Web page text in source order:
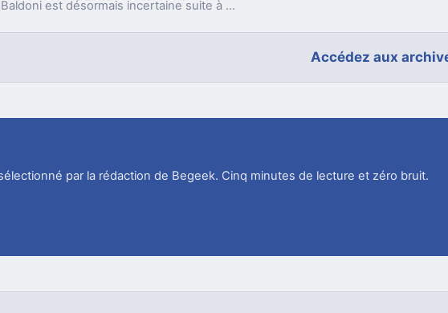
La réalisation du film Pac-Man par Justin Baldoni est désormais incertaine suite à un litige juridique impliquant l'actrice Blake Lively.
Accédez aux
par la rédaction de Begeek. Cinq minutes de lecture et zéro bruit.